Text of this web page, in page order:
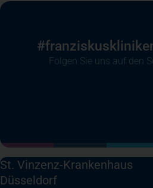
Folgen Sie uns auf den
St. Vinzenz-Krankenhaus
Düsseldorf